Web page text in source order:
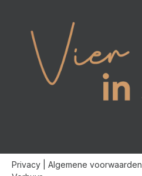
Privacy Algemene voorwaarden